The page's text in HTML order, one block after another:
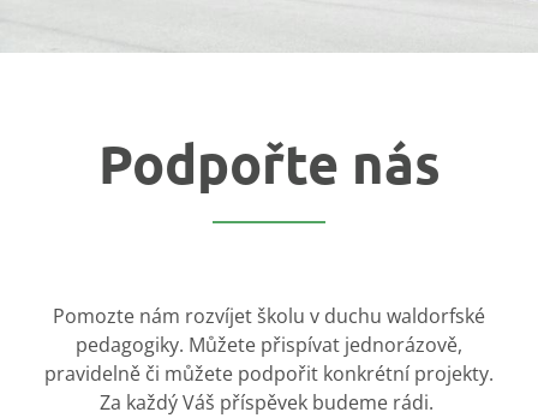
Podpořte nás
Pomozte nám rozvíjet školu v duchu waldorfské
pedagogiky. Můžete přispívat jednorázově,
pravidelně či můžete podpořit konkrétní projekty.
Za každý Váš příspěvek budeme rádi.